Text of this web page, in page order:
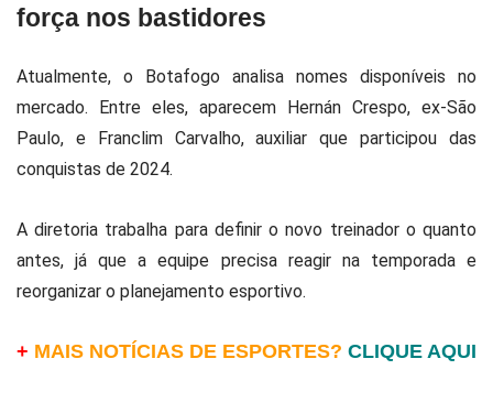
força nos bastidores
Atualmente, o Botafogo analisa nomes disponíveis no
mercado. Entre eles, aparecem
Hernán Crespo, ex-São
Paulo, e Franclim Carvalho, auxiliar que participou das
conquistas de 2024.
A diretoria trabalha para definir o novo treinador o quanto
antes, já que a equipe precisa reagir na temporada e
reorganizar o planejamento esportivo.
+ MAIS NOTÍCIAS DE ESPORTES? CLIQUE AQUI